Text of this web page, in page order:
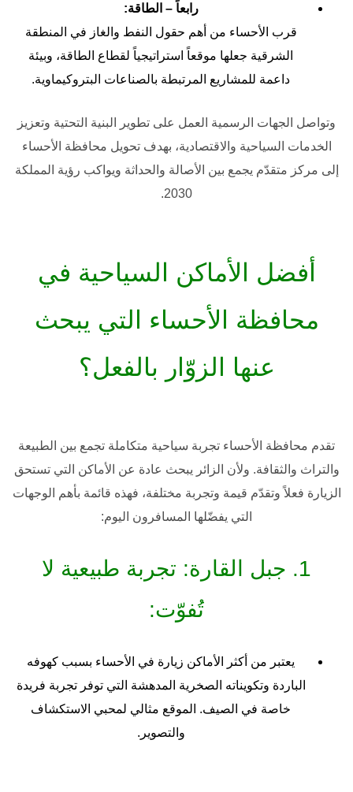
رابعاً – الطاقة:
قرب الأحساء من أهم حقول النفط والغاز في المنطقة
الشرقية جعلها موقعاً استراتيجياً لقطاع الطاقة، وبيئة
داعمة للمشاريع المرتبطة بالصناعات البتروكيماوية.
وتواصل الجهات الرسمية العمل على تطوير البنية التحتية وتعزيز
الخدمات السياحية والاقتصادية، بهدف تحويل محافظة الأحساء
إلى مركز متقدّم يجمع بين الأصالة والحداثة ويواكب رؤية المملكة
2030.
أفضل الأماكن السياحية في
محافظة الأحساء التي يبحث
عنها الزوّار بالفعل؟
تقدم محافظة الأحساء تجربة سياحية متكاملة تجمع بين الطبيعة
والتراث والثقافة. ولأن الزائر يبحث عادة عن الأماكن التي تستحق
الزيارة فعلاً وتقدّم قيمة وتجربة مختلفة، فهذه قائمة بأهم الوجهات
التي يفضّلها المسافرون اليوم:
1. جبل القارة: تجربة طبيعية لا
تُفوّت:
يعتبر من أكثر الأماكن زيارة في الأحساء بسبب كهوفه
الباردة وتكويناته الصخرية المدهشة التي توفر تجربة فريدة
خاصة في الصيف. الموقع مثالي لمحبي الاستكشاف
والتصوير.